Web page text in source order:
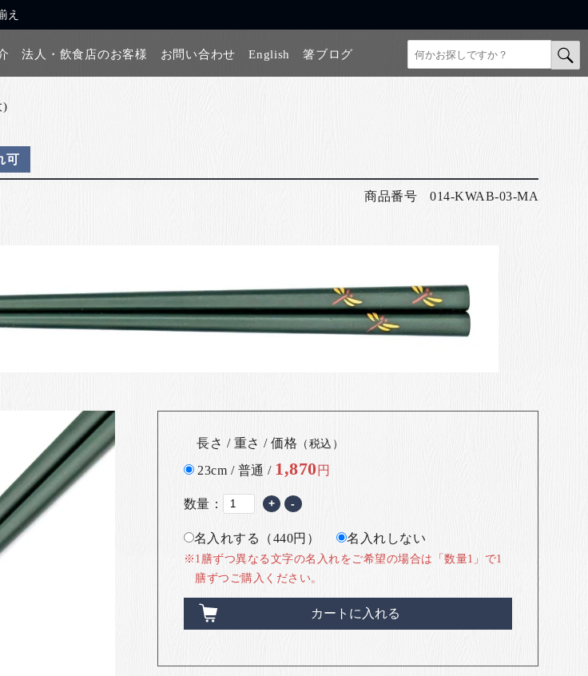
え
法人・飲食店のお客様 お問い合わせ English 箸ブログ
)
可
商品番号 014-KWAB-03-MA
長さ / 重さ / 価格 （税込）
23cm / 普通 / 1,870 円
数量： + -
名入れする（440円） 名入れしない
※1膳ずつ異なる文字の名入れをご希望の場合は「数量1」で1
膳ずつご購入ください。
カートに入れる